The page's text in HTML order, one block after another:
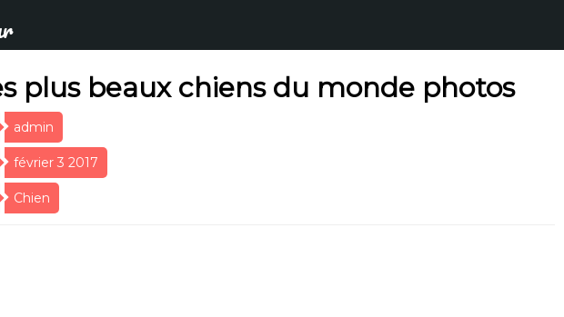
plus beaux chiens du monde photos
admin
février 3 2017
Chien